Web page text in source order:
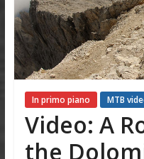
In primo piano MTB
Video: A
the